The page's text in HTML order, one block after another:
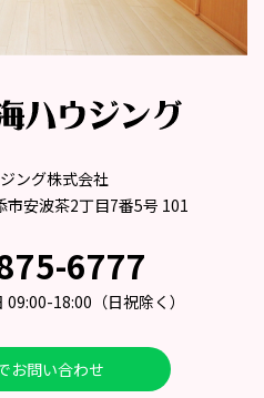
ング株式会社
市安波茶2丁目7番5号 101
6777
09:00-18:00 （日祝除く）
お問い合わせ